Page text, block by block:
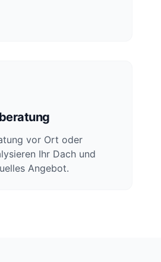
vor Ort oder
Ihr Dach und
Angebot.